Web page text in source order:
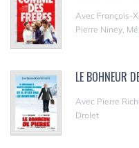
Avec François-
Pierre Niney,
LE BOHNEUR
Avec Pierre
Drolet